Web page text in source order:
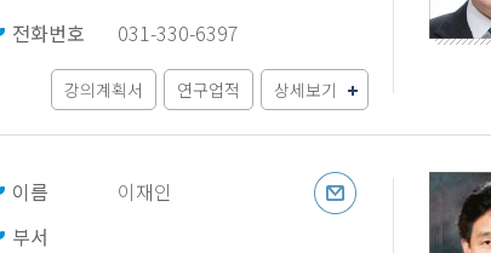
전화번호
031-330-6397
강의계획서 연구업적 상세보기
이름
이재인
부서